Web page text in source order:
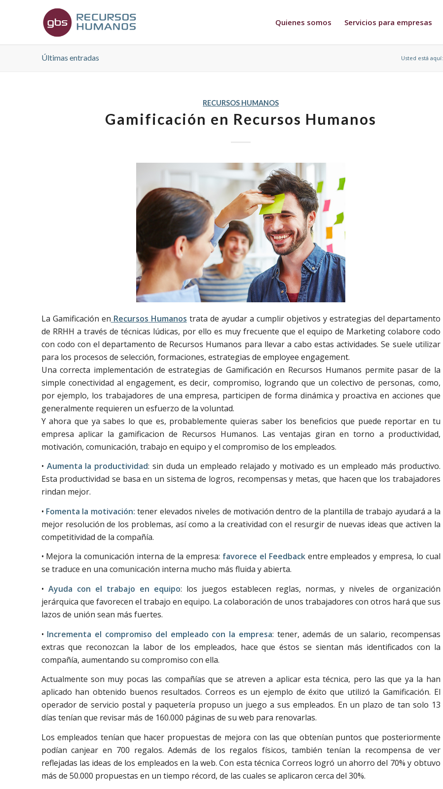
Quienes somos Servicios para empresas
Últimas entradas Usted está aquí:
RECURSOS HUMANOS
Gamificación en Recursos Humanos
La Gamificación en Recursos Humanos trata de ayudar a cumplir objetivos y estrategias del departamento
de RRHH a través de técnicas lúdicas, por ello es muy frecuente que el equipo de Marketing colabore codo
con codo con el departamento de Recursos Humanos para llevar a cabo estas actividades. Se suele utilizar
para los procesos de selección, formaciones, estrategias de employee engagement.
Una correcta implementación de estrategias de Gamificación en Recursos Humanos permite pasar de la
simple conectividad al engagement, es decir, compromiso, logrando que un colectivo de personas, como,
por ejemplo, los trabajadores de una empresa, participen de forma dinámica y proactiva en acciones que
generalmente requieren un esfuerzo de la voluntad.
Y ahora que ya sabes lo que es, probablemente quieras saber los beneficios que puede reportar en tu
empresa aplicar la gamificacion de Recursos Humanos. Las ventajas giran en torno a productividad,
motivación, comunicación, trabajo en equipo y el compromiso de los empleados.
• Aumenta la productividad: sin duda un empleado relajado y motivado es un empleado más productivo.
Esta productividad se basa en un sistema de logros, recompensas y metas, que hacen que los trabajadores
rindan mejor.
• Fomenta la motivación: tener elevados niveles de motivación dentro de la plantilla de trabajo ayudará a la
mejor resolución de los problemas, así como a la creatividad con el resurgir de nuevas ideas que activen la
competitividad de la compañía.
• Mejora la comunicación interna de la empresa: favorece el Feedbackentre empleados y empresa, lo cual
se traduce en una comunicación interna mucho más fluida y abierta.
• Ayuda con el trabajo en equipo: los juegos establecen reglas, normas, y niveles de organización
jerárquica que favorecen el trabajo en equipo. La colaboración de unos trabajadores con otros hará que sus
lazos de unión sean más fuertes.
• Incrementa el compromiso del empleado con la empresa: tener, además de un salario, recompensas
extras que reconozcan la labor de los empleados, hace que éstos se sientan más identificados con la
compañía, aumentando su compromiso con ella.
Actualmente son muy pocas las compañías que se atreven a aplicar esta técnica, pero las que ya la han
aplicado han obtenido buenos resultados. Correos es un ejemplo de éxito que utilizó la Gamificación. El
operador de servicio postal y paquetería propuso un juego a sus empleados. En un plazo de tan solo 13
días tenían que revisar más de 160.000 páginas de su web para renovarlas.
Los empleados tenían que hacer propuestas de mejora con las que obtenían puntos que posteriormente
podían canjear en 700 regalos. Además de los regalos físicos, también tenían la recompensa de ver
reflejadas las ideas de los empleados en la web. Con esta técnica Correos logró un ahorro del 70% y obtuvo
más de 50.000 propuestas en un tiempo récord, de las cuales se aplicaron cerca del 30%.